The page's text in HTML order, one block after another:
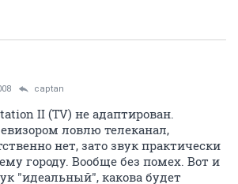
captan
II (TV) не адаптирован.
ловлю телеканал,
нет, зато звук практически
городу. Вообще без помех. Вот и
"идеальный", какова будет